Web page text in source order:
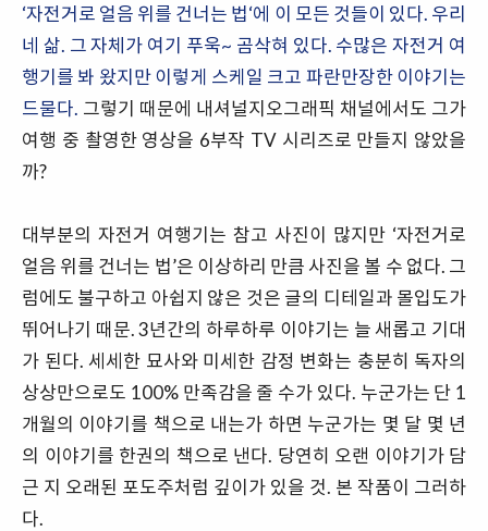
‘자전거로 얼음 위를 건너는 법‘에 이 모든 것들이 있다. 우리
네 삶. 그 자체가 여기 푸욱~ 곰삭혀 있다. 수많은 자전거 여
행기를 봐 왔지만 이렇게 스케일 크고 파란만장한 이야기는
드물다. 그렇기 때문에 내셔널지오그래픽 채널에서도 그가
여행 중 촬영한 영상을 6부작 TV 시리즈로 만들지 않았을
까?
대부분의 자전거 여행기는 참고 사진이 많지만 ‘자전거로
얼음 위를 건너는 법’은 이상하리 만큼 사진을 볼 수 없다. 그
럼에도 불구하고 아쉽지 않은 것은 글의 디테일과 몰입도가
뛰어나기 때문. 3년간의 하루하루 이야기는 늘 새롭고 기대
가 된다. 세세한 묘사와 미세한 감정 변화는 충분히 독자의
상상만으로도 100% 만족감을 줄 수가 있다. 누군가는 단 1
개월의 이야기를 책으로 내는가 하면 누군가는 몇 달 몇 년
의 이야기를 한권의 책으로 낸다. 당연히 오랜 이야기가 담
근 지 오래된 포도주처럼 깊이가 있을 것. 본 작품이 그러하
다.